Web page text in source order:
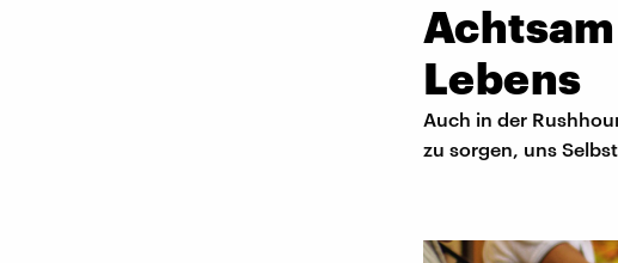
Lebens
Auch in der
zu sorgen, uns